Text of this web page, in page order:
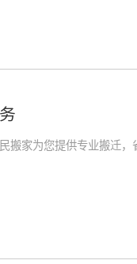
搬家为您提供专业搬迁